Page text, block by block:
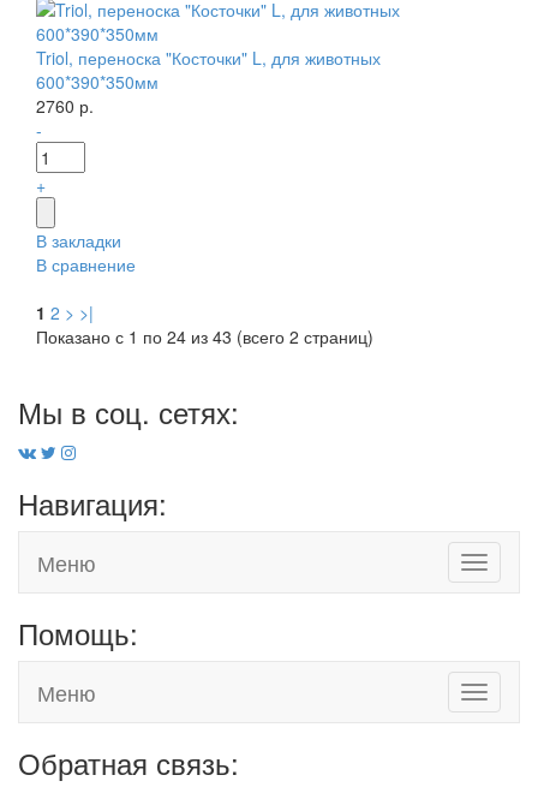
Triol, переноска "Косточки" L, для животных
600*390*350мм
2760 р.
-
+
В закладки
В сравнение
1 2 > >|
Показано с 1 по 24 из 43 (всего 2 страниц)
Мы в соц. сетях:
Навигация:
Toggle
Меню
Помощь:
Toggle
Меню
Обратная связь: